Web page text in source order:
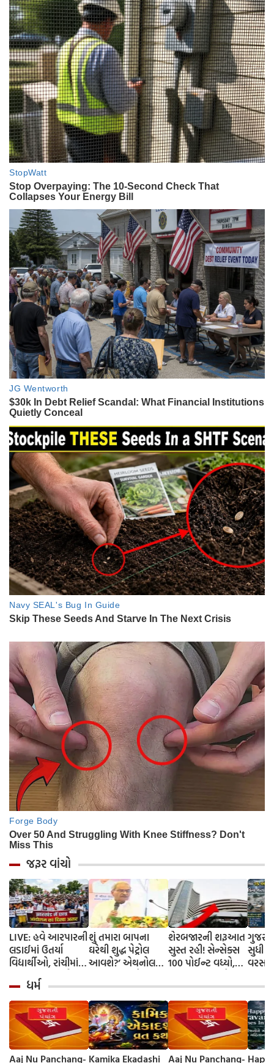
જરૂર વાંચો
LIVE: હવે આરપારની
લડાઈમાં ઉતર્યા
વિદ્યાર્થીઓ, રાંચીમાં
વિધાનસભા માર્ચ શરૂ,
કાંટાડા તારોની
બૈરિકેડિંગ
શું તમારા બાપના
ઘરેથી શુદ્ધ પેટ્રોલ
આવશે?’ એથનોલ
BJP સાંસદનું
વિવાદાસ્પદ નિવેદન
શેરબજારની શરૂઆત
સુસ્ત રહી! સેન્સેક્સ
100 પોઈન્ટ વધ્યો,
ટાઇટન અને
ઇન્ફોસિસમાં વધારો.
સુધી
ધર્મ
Aaj Nu Panchang- Kamika Ekadashi Aaj Nu Panchang-